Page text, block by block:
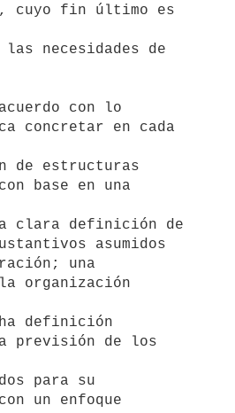
cuyo fin último es
necesidades de
concretar en cada
de estructuras
base en una
clara definición de
asumidos
una
organización
definición
previsión de los
para su
un enfoque